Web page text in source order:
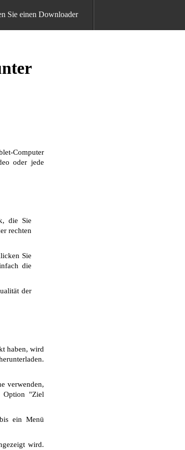
Sie einen Downloader
Computer
oder jede
die Sie
rechten
Sie
die
der
haben, wird
verwenden,
Option "Ziel
ein Menü
wird.